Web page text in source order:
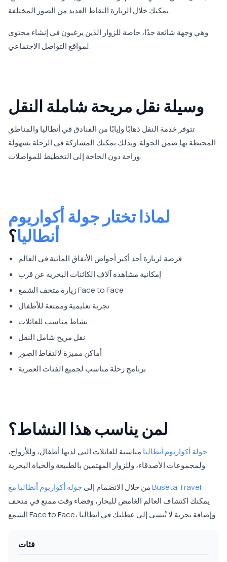
يمكنك خلال الزيارة التقاط العديد من الصور المختلفة.
وهي وجهة شائعة جدًا، خاصة للزوار الذين يرغبون في إنشاء محتوى
لمواقع التواصل الاجتماعي.
وسيلة نقل مريحة شاملة النقل
تتوفر خدمة النقل ذهابًا وإيابًا من الفنادق في أنطاليا والمناطق
المحيطة بها ضمن الجولة. وبذلك يمكنك المشاركة في الرحلة بسهولة
وراحة دون الحاجة إلى التخطيط للمواصلات.
لماذا تختار جولة أكواريوم
أنطاليا؟
فرصة لزيارة أحد أكبر أحواض الأنفاق المائية في العالم
إمكانية مشاهدة آلاف الكائنات البحرية عن قرب
زيارة متحف الشمع Face to Face
تجربة تعليمية وممتعة للأطفال
نشاط مناسب للعائلات
نقل مريح شامل النقل
أماكن مميزة لالتقاط الصور
برنامج رحلة مناسب لجميع الفئات العمرية
لمن يناسب هذا النشاط؟
جولة أكواريوم أنطاليا مناسبة للعائلات التي لديها أطفال، وللأزواج،
ولمجموعات الأصدقاء، وللزوار المهتمين بالطبيعة والحياة البحرية.
من خلال الانضمام إلىجولة أكواريوم أنطاليا مع Buseta Travel
يمكنك اكتشاف العالم الغامض للبحار، وقضاء وقت ممتع في متحف
الشمع Face to Face، وإضافة تجربة لا تُنسى إلى عطلتك في أنطاليا.
فئات